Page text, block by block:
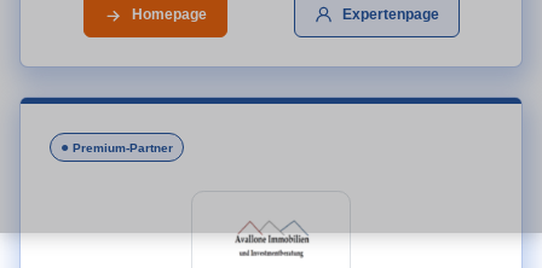
Homepage Expertenpage
● Premium-Partner